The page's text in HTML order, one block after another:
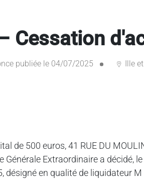
Cessation
publiée le 04/07/2025 Ille
de 500 euros, 41 RUE DU
Générale Extraordinaire a
en qualité de liquidateur M